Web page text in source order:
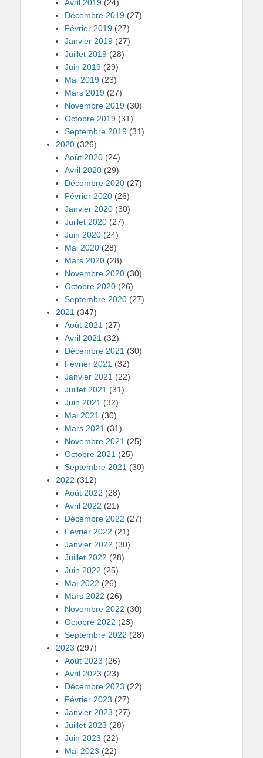
Avril 2019 (24)
Décembre 2019 (27)
Février 2019 (27)
Janvier 2019 (27)
Juillet 2019 (28)
Juin 2019 (29)
Mai 2019 (23)
Mars 2019 (27)
Novembre 2019 (30)
Octobre 2019 (31)
Septembre 2019 (31)
2020 (326)
Août 2020 (24)
Avril 2020 (29)
Décembre 2020 (27)
Février 2020 (26)
Janvier 2020 (30)
Juillet 2020 (27)
Juin 2020 (24)
Mai 2020 (28)
Mars 2020 (28)
Novembre 2020 (30)
Octobre 2020 (26)
Septembre 2020 (27)
2021 (347)
Août 2021 (27)
Avril 2021 (32)
Décembre 2021 (30)
Février 2021 (32)
Janvier 2021 (22)
Juillet 2021 (31)
Juin 2021 (32)
Mai 2021 (30)
Mars 2021 (31)
Novembre 2021 (25)
Octobre 2021 (25)
Septembre 2021 (30)
2022 (312)
Août 2022 (28)
Avril 2022 (21)
Décembre 2022 (27)
Février 2022 (21)
Janvier 2022 (30)
Juillet 2022 (28)
Juin 2022 (25)
Mai 2022 (26)
Mars 2022 (26)
Novembre 2022 (30)
Octobre 2022 (23)
Septembre 2022 (28)
2023 (297)
Août 2023 (26)
Avril 2023 (23)
Décembre 2023 (22)
Février 2023 (27)
Janvier 2023 (27)
Juillet 2023 (28)
Juin 2023 (22)
Mai 2023 (22)